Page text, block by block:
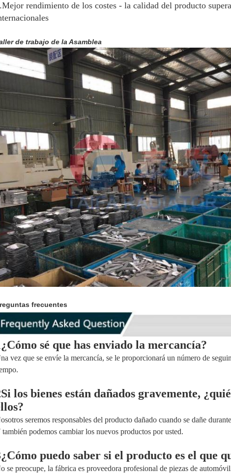
rendimiento de los costes - la calidad del producto
de trabajo de la Asamblea
frecuentes
sé que has enviado la mercancía?
vez que se envíe la mercancía, se le proporcionará un número de
los bienes están dañados gravemente,
seremos responsables del producto dañado cuando se dañe
también podemos cambiar los nuevos productos por usted.
puedo saber si el producto es el que
se preocupe, la fábrica es proveedora profesional de piezas de